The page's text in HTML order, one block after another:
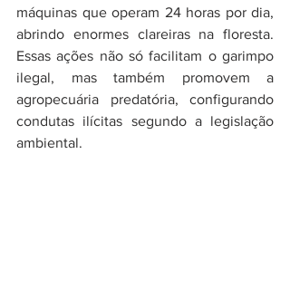
máquinas que operam 24 horas por dia,
abrindo enormes clareiras na floresta.
Essas ações não só facilitam o garimpo
ilegal, mas também promovem a
agropecuária predatória, configurando
condutas ilícitas segundo a legislação
ambiental.